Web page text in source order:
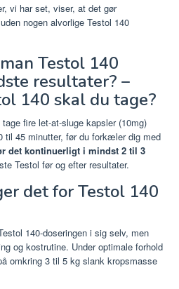
vi har set, viser, at det gør
nogen alvorlige Testol 140
Testol 140
resultater? –
140 skal du tage?
fire let-at-sluge kapsler (10mg)
til 45 minutter, før du forkæler dig med
det kontinuerligt i mindst 2 til 3
Testol før og efter resultater.
det for Testol 140
140-doseringen i sig selv, men
og kostrutine. Under optimale forhold
omkring 3 til 5 kg slank kropsmasse